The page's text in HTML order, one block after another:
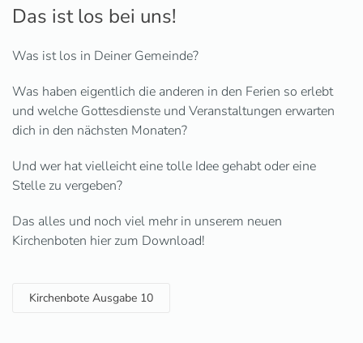
Das ist los bei uns!
Was ist los in Deiner Gemeinde?
Was haben eigentlich die anderen in den Ferien so erlebt
und welche Gottesdienste und Veranstaltungen erwarten
dich in den nächsten Monaten?
Und wer hat vielleicht eine tolle Idee gehabt oder eine
Stelle zu vergeben?
Das alles und noch viel mehr in unserem neuen
Kirchenboten hier zum Download!
Kirchenbote Ausgabe 10